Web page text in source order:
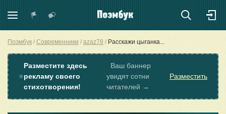
Поэмбук Современники azaz78 Расскажи цыганка...
⭐
Разместите здесь
рекламу своего
стихотворения!
Ваш баннер
увидят сотни
читателей →
Разместить